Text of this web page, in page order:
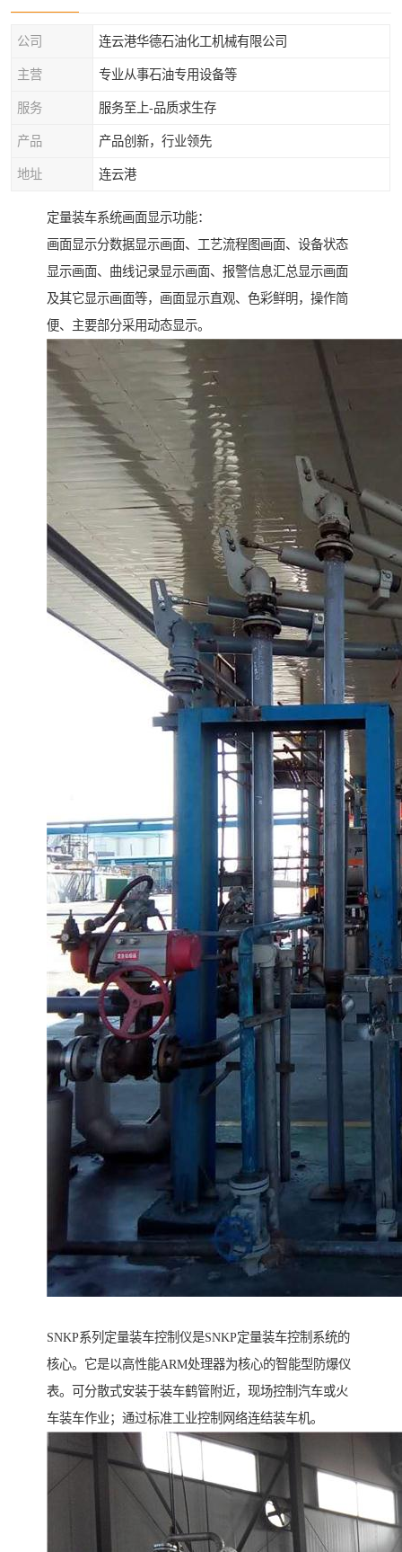
公司 连云港华德石油化工机械有限公司
主营 专业从事石油专用设备等
服务 服务至上-品质求生存
产品 产品创新，行业领先
地址 连云港
定量装车系统画面显示功能：
画面显示分数据显示画面、工艺流程图画面、设备状态
显示画面、曲线记录显示画面、报警信息汇总显示画面
及其它显示画面等，画面显示直观、色彩鲜明，操作简
便、主要部分采用动态显示。
SNKP系列定量装车控制仪是SNKP定量装车控制系统的
核心。它是以高性能ARM处理器为核心的智能型防爆仪
表。可分散式安装于装车鹤管附近，现场控制汽车或火
车装车作业；通过标准工业控制网络连结装车机。